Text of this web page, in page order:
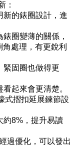
：
的錶圈設計，進
圈變薄的關係，
處理，有更銳利
緊固圈也做得更
起來會更清楚。
式摺扣延展鍊節設
約8%，提升易讀
過優化，可以發出